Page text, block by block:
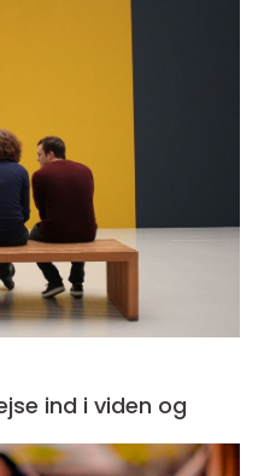
ind i viden og